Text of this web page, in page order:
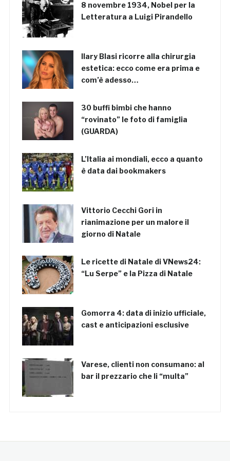
8 novembre 1934, Nobel per la
Letteratura a Luigi Pirandello
Ilary Blasi ricorre alla chirurgia
estetica: ecco come era prima e
com’è adesso…
30 buffi bimbi che hanno
“rovinato” le foto di famiglia
(GUARDA)
L’Italia ai mondiali, ecco a quanto
è data dai bookmakers
Vittorio Cecchi Gori in
rianimazione per un malore il
giorno di Natale
Le ricette di Natale di VNews24:
“Lu Serpe” e la Pizza di Natale
Gomorra 4: data di inizio ufficiale,
cast e anticipazioni esclusive
Varese, clienti non consumano: al
bar il prezzario che li “multa”